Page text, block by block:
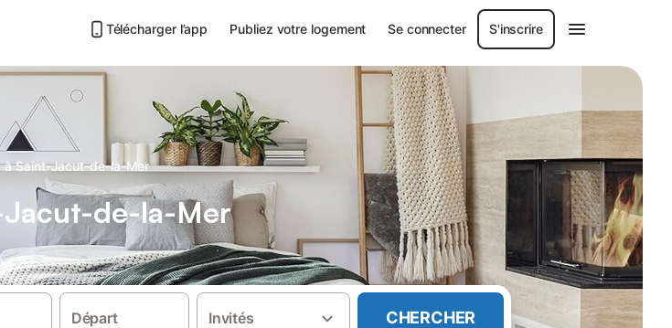
Télécharger l’app Publiez votre logement Se connecter S'inscrire
à Saint-Jacut-de-la-Mer
Jacut-de-la-Mer
Départ Invités CHERCHER